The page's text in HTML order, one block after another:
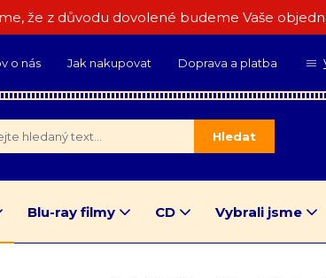
že z důvodu dovolené budeme Vaše
o nás Jak nakupovat Doprava a platba
Hledat
Blu-ray filmy CD Vybrali jsme